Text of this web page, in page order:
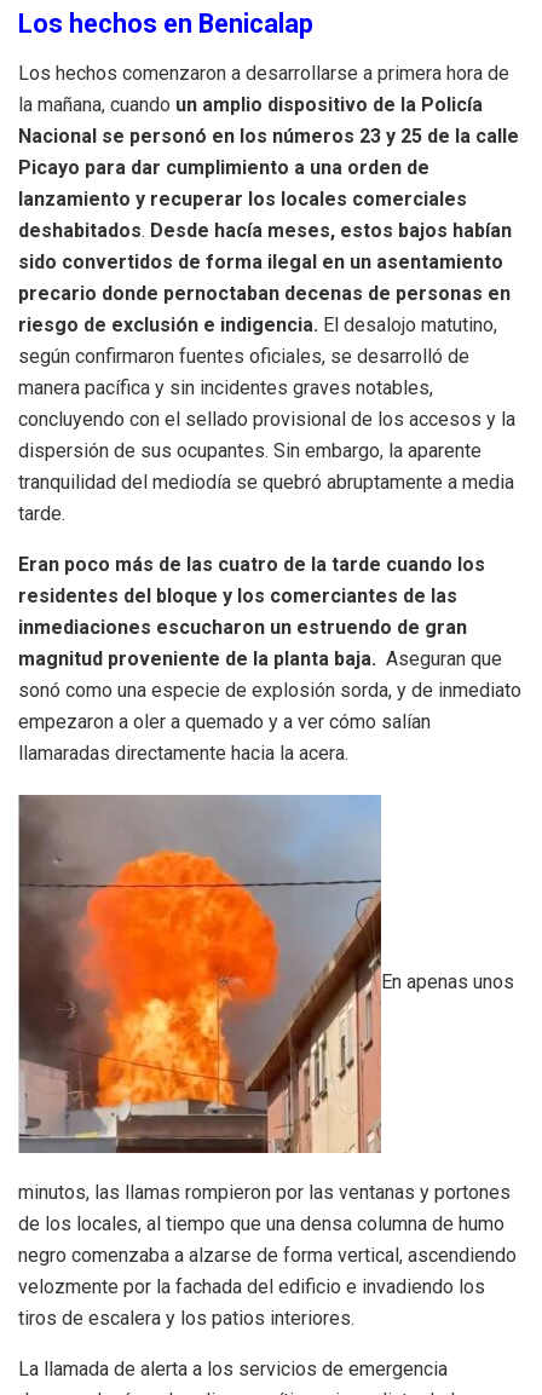
Los hechos en Benicalap
Los hechos comenzaron a desarrollarse a primera hora de
la mañana, cuando un amplio dispositivo de la Policía
Nacional se personó en los números 23 y 25 de la calle
Picayo para dar cumplimiento a una orden de
lanzamiento y recuperar los locales comerciales
deshabitados. Desde hacía meses, estos bajos habían
sido convertidos de forma ilegal en un asentamiento
precario donde pernoctaban decenas de personas en
riesgo de exclusión e indigencia. El desalojo matutino,
según confirmaron fuentes oficiales, se desarrolló de
manera pacífica y sin incidentes graves notables,
concluyendo con el sellado provisional de los accesos y la
dispersión de sus ocupantes. Sin embargo, la aparente
tranquilidad del mediodía se quebró abruptamente a media
tarde.
Eran poco más de las cuatro de la tarde cuando los
residentes del bloque y los comerciantes de las
inmediaciones escucharon un estruendo de gran
magnitud proveniente de la planta baja. Aseguran que
sonó como una especie de explosión sorda, y de inmediato
empezaron a oler a quemado y a ver cómo salían
llamaradas directamente hacia la acera.
En apenas unos
minutos, las llamas rompieron por las ventanas y portones
de los locales, al tiempo que una densa columna de humo
negro comenzaba a alzarse de forma vertical, ascendiendo
velozmente por la fachada del edificio e invadiendo los
tiros de escalera y los patios interiores.
La llamada de alerta a los servicios de emergencia